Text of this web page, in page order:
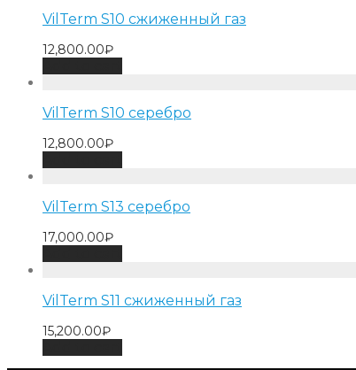
VilTerm S10 сжиженный газ
12,800.00₽
VilTerm S10 серебро
12,800.00₽
VilTerm S13 серебро
17,000.00₽
VilTerm S11 сжиженный газ
15,200.00₽